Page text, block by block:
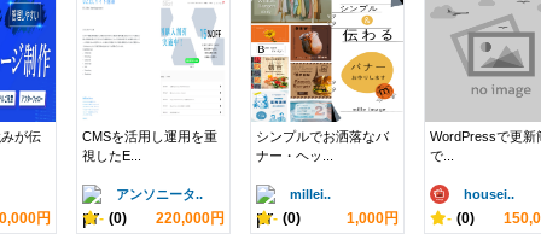
が伝
円
CMSを活用し運用を重
視したE...
アンソニータ..
- (0) 220,000円
シンプルでお洒落なバ
ナー・ヘッ...
millei..
- (0) 1,000円
WordPressで更新
で...
housei..
- (0)